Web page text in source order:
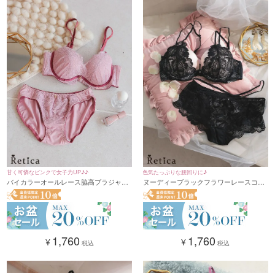
甘く可憐なピンクで女子力UP♪♪
バイカラーオールレース脇高ブラジャー
＆ショーツ2点セット(A~F,65~80)
¥ 1,760 税込
色気たっぷりな腰回りに♪
ヌーディーブラックフラワーレースコー
ドデザインカップブラジャー&ショーツ
セット★(ブラック)(B~F,65~80)
¥ 1,760 税込